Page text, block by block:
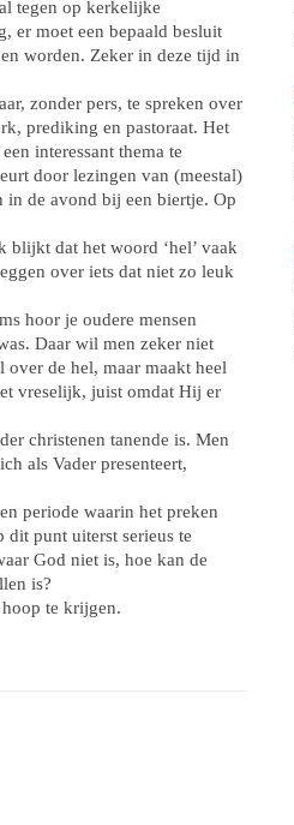
tegen op kerkelijke
er moet een bepaald besluit
worden. Zeker in deze tijd in
zonder pers, te spreken over
prediking en pastoraat. Het
interessant thema te
door lezingen van (meestal)
in de avond bij een biertje. Op
blijkt dat het woord ‘hel’ vaak
over iets dat niet zo leuk
hoor je oudere mensen
Daar wil men zeker niet
de hel, maar maakt heel
vreselijk, juist omdat Hij er
christenen tanende is. Men
als Vader presenteert,
periode waarin het preken
dit punt uiterst serieus te
God niet is, hoe kan de
is?
te krijgen.